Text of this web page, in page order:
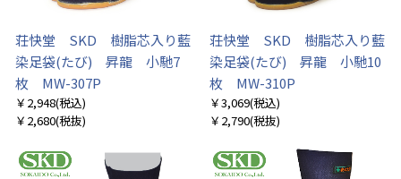
荘快堂 SKD 樹脂芯入り藍
染足袋(たび) 昇龍 小馳7
枚 MW-307P
￥2,948(税込)
￥2,680(税抜)
荘快堂 SKD 樹脂芯入り藍
染足袋(たび) 昇龍 小馳10
枚 MW-310P
￥3,069(税込)
￥2,790(税抜)